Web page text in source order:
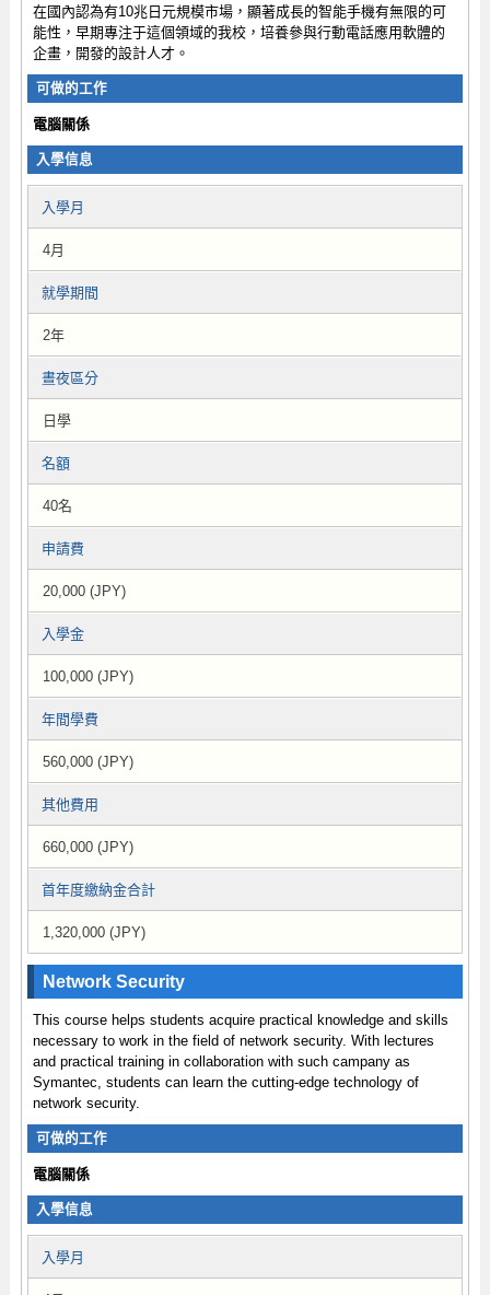
在國內認為有10兆日元規模市場，顯著成長的智能手機有無限的可
能性，早期專注于這個領域的我校，培養參與行動電話應用軟體的
企畫，開發的設計人才。
可做的工作
電腦關係
入學信息
入學月
4月
就學期間
2年
晝夜區分
日學
名額
40名
申請費
20,000 (JPY)
入學金
100,000 (JPY)
年間學費
560,000 (JPY)
其他費用
660,000 (JPY)
首年度繳納金合計
1,320,000 (JPY)
Network Security
This course helps students acquire practical knowledge and skills
necessary to work in the field of network security. With lectures
and practical training in collaboration with such campany as
Symantec, students can learn the cutting-edge technology of
network security.
可做的工作
電腦關係
入學信息
入學月